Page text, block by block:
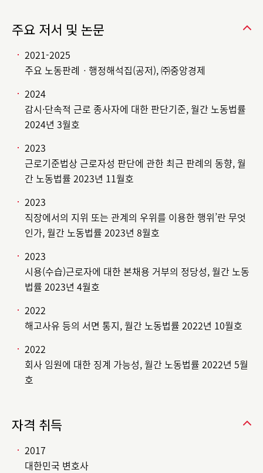
주요 저서 및 논문
2021-2025
주요 노동판례ㆍ행정해석집(공저), ㈜중앙경제
2024
감시·단속적 근로 종사자에 대한 판단기준, 월간 노동법률
2024년 3월호
2023
근로기준법상 근로자성 판단에 관한 최근 판례의 동향, 월
간 노동법률 2023년 11월호
2023
직장에서의 지위 또는 관계의 우위를 이용한 행위’란 무엇
인가, 월간 노동법률 2023년 8월호
2023
시용(수습)근로자에 대한 본채용 거부의 정당성, 월간 노동
법률 2023년 4월호
2022
해고사유 등의 서면 통지, 월간 노동법률 2022년 10월호
2022
회사 임원에 대한 징계 가능성, 월간 노동법률 2022년 5월
호
자격 취득
2017
대한민국 변호사